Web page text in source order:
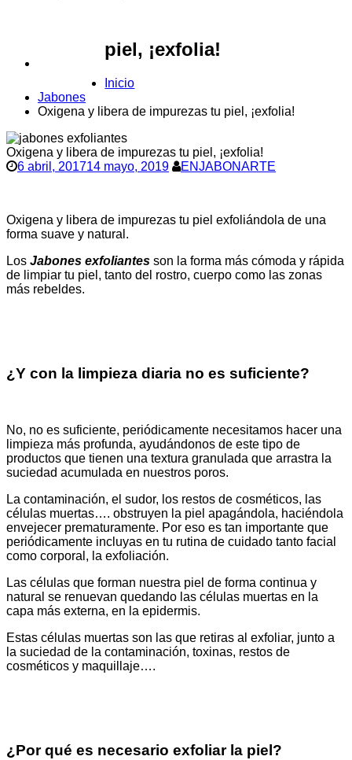
piel, ¡exfolia!
Inicio
Jabones
Oxigena y libera de impurezas tu piel, ¡exfolia!
Oxigena y libera de impurezas tu piel, ¡exfolia!
6 abril, 201714 mayo, 2019 ENJABONARTE
Oxigena y libera de impurezas tu piel exfoliándola de una
forma suave y natural.
Los Jabones exfoliantes son la forma más cómoda y rápida
de limpiar tu piel, tanto del rostro, cuerpo como las zonas
más rebeldes.
¿Y con la limpieza diaria no es suficiente?
No, no es suficiente, periódicamente necesitamos hacer una
limpieza más profunda, ayudándonos de este tipo de
productos que tienen una textura granulada que arrastra la
suciedad acumulada en nuestros poros.
La contaminación, el sudor, los restos de cosméticos, las
células muertas…. obstruyen la piel apagándola, haciéndola
envejecer prematuramente. Por eso es tan importante que
periódicamente incluyas en tu rutina de cuidado tanto facial
como corporal, la exfoliación.
Las células que forman nuestra piel de forma continua y
natural se renuevan quedando las células muertas en la
capa más externa, en la epidermis.
Estas células muertas son las que retiras al exfoliar, junto a
la suciedad de la contaminación, toxinas, restos de
cosméticos y maquillaje….
¿Por qué es necesario exfoliar la piel?